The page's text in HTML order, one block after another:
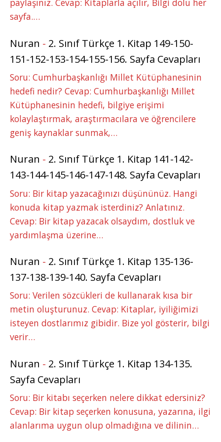
paylaşınız. Cevap: Kitaplarla açılır, Bilgi dolu her
sayfa.…
Nuran - 2. Sınıf Türkçe 1. Kitap 149-150-
151-152-153-154-155-156. Sayfa Cevapları
Soru: Cumhurbaşkanlığı Millet Kütüphanesinin
hedefi nedir? Cevap: Cumhurbaşkanlığı Millet
Kütüphanesinin hedefi, bilgiye erişimi
kolaylaştırmak, araştırmacılara ve öğrencilere
geniş kaynaklar sunmak,…
Nuran - 2. Sınıf Türkçe 1. Kitap 141-142-
143-144-145-146-147-148. Sayfa Cevapları
Soru: Bir kitap yazacağınızı düşününüz. Hangi
konuda kitap yazmak isterdiniz? Anlatınız.
Cevap: Bir kitap yazacak olsaydım, dostluk ve
yardımlaşma üzerine…
Nuran - 2. Sınıf Türkçe 1. Kitap 135-136-
137-138-139-140. Sayfa Cevapları
Soru: Verilen sözcükleri de kullanarak kısa bir
metin oluşturunuz. Cevap: Kitaplar, iyiliğimizi
isteyen dostlarımız gibidir. Bize yol gösterir, bilgi
verir…
Nuran - 2. Sınıf Türkçe 1. Kitap 134-135.
Sayfa Cevapları
Soru: Bir kitabı seçerken nelere dikkat edersiniz?
Cevap: Bir kitap seçerken konusuna, yazarına, ilgi
alanlarıma uygun olup olmadığına ve dilinin…